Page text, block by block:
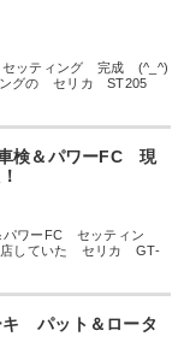
ッティング 完成 (^_^)
ングの セリカ ST205
＆パワーFC 現
ワーFC セッティン
していた セリカ GT-
パット＆ロータ